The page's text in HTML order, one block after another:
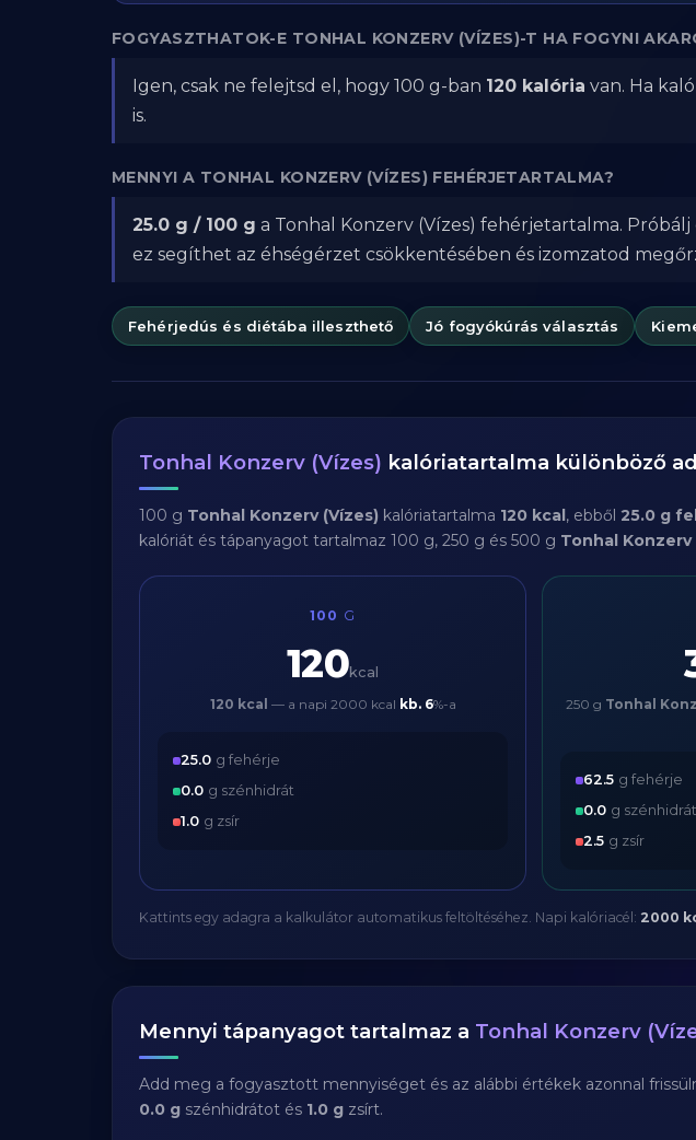
FOGYASZTHATOK-E TONHAL KONZERV (VÍZES)-T HA FOGYNI
Igen, csak ne felejtsd el, hogy 100 g-ban 120 kalória van. Ha
is.
MENNYI A TONHAL KONZERV (VÍZES) FEHÉRJETARTALMA?
25.0 g / 100 g a Tonhal Konzerv (Vízes) fehérjetartalma.
ez segíthet az éhségérzet csökkentésében és izomzatod
Fehérjedús és diétába illeszthető Jó fogyókúrás választás
Tonhal Konzerv (Vízes) kalóriatartalma különböző
100 g Tonhal Konzerv (Vízes) kalóriatartalma 120 kcal, ebből 25.0 g
kalóriát és tápanyagot tartalmaz 100 g, 250 g és 500 g Tonhal Konzerv
100 G
120kcal
120 kcal — a napi 2000 kcal kb. 6%-a
25.0 g fehérje
0.0 g szénhidrát
1.0 g zsír
250 g Tonhal
62.5 g fehérje
0.0 g szénhidrát
2.5 g zsír
Kattints egy adagra a kalkulátor automatikus feltöltéséhez. Napi kalóriacél: 2000
Mennyi tápanyagot tartalmaz a Tonhal Konzerv
Add meg a fogyasztott mennyiséget és az alábbi értékek azonnal
0.0 g szénhidrátot és 1.0 g zsírt.